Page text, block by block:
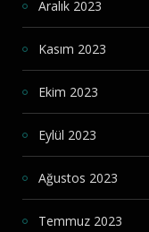
Aralık 2023
Kasım 2023
Ekim 2023
Eylül 2023
Ağustos 2023
Temmuz 2023